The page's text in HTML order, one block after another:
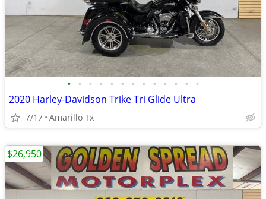
• • • • • • • • • • • • •
2020 Harley-Davidson Trike Tri Glide Ultra
7/17 Amarillo Tx
$26,950